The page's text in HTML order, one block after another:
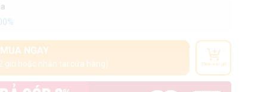
MUA NGAY
giờ hoặc nhận tại cửa hàng) Thêm vào giỏ